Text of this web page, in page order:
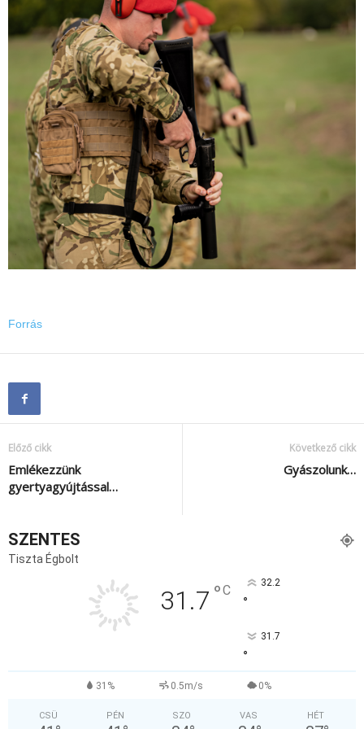
Forrás
Előző cikk
Emlékezzünk
gyertyagyújtással…
Következő cikk
Gyászolunk…
SZENTES
Tiszta Égbolt
31.7 °C 32.2
°
31.7
°
31% 0.5m/s 0%
CSÜ PÉN SZO VAS HÉT